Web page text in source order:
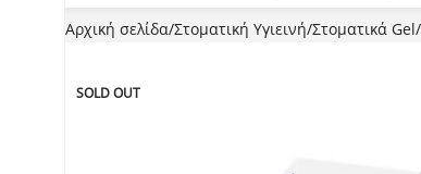
Αρχική σελίδα Στοματική Υγιεινή Στοματικά Gel
SOLD OUT